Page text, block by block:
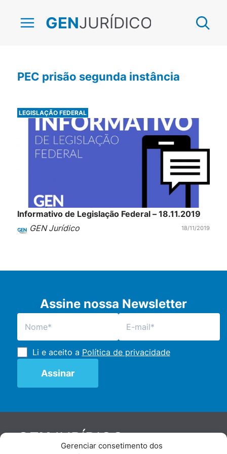
Gerenciar consetimento dos
GENJURÍDICO
PEC prisão segunda instância
LEGISLAÇÃO FEDERAL
Informativo de Legislação Federal – 18.11.2019
GEN Jurídico
18/11/2019
Assine nossa Newsletter
Li e aceito a Política de privacidade
GENJURÍDICO